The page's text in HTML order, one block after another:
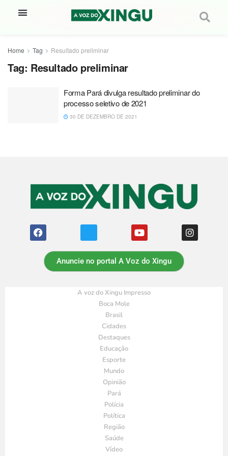
Home Tag Resultado preliminar
Tag: Resultado preliminar
Forma Pará divulga resultado preliminar do
processo seletivo de 2021
30 DE DEZEMBRO DE 2021
Anuncie no portal A Voz do Xingu
A voz do Xingu Impresso
Boca Mole
Brasil
Cidades
Destaques
Educação
Esporte
Mundo
Opinião
Pará
Polícia
Política
Região
Saúde
Vídeo